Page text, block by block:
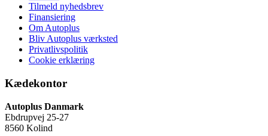
Tilmeld nyhedsbrev
Finansiering
Om Autoplus
Bliv Autoplus værksted
Privatlivspolitik
Cookie erklæring
Kædekontor
Autoplus Danmark
Ebdrupvej 25-27
8560 Kolind